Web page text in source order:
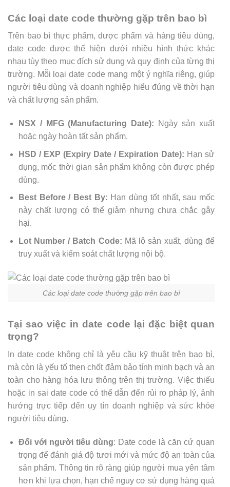
Các loại date code thường gặp trên bao bì
Trên bao bì thực phẩm, dược phẩm và hàng tiêu dùng,
date code được thể hiện dưới nhiều hình thức khác
nhau tùy theo mục đích sử dụng và quy định của từng thị
trường. Mỗi loại date code mang một ý nghĩa riêng, giúp
người tiêu dùng và doanh nghiệp hiểu đúng về thời hạn
và chất lượng sản phẩm.
NSX / MFG (Manufacturing Date): Ngày sản xuất
hoặc ngày hoàn tất sản phẩm.
HSD / EXP (Expiry Date / Expiration Date): Hạn sử
dụng, mốc thời gian sản phẩm không còn được phép
dùng.
Best Before / Best By: Hạn dùng tốt nhất, sau mốc
này chất lượng có thể giảm nhưng chưa chắc gây
hại.
Lot Number / Batch Code: Mã lô sản xuất, dùng để
truy xuất và kiểm soát chất lượng nội bộ.
Các loại date code thường gặp trên bao bì
Tại sao việc in date code lại đặc biệt quan
trọng?
In date code không chỉ là yêu cầu kỹ thuật trên bao bì,
mà còn là yếu tố then chốt đảm bảo tính minh bạch và an
toàn cho hàng hóa lưu thông trên thị trường. Việc thiếu
hoặc in sai date code có thể dẫn đến rủi ro pháp lý, ảnh
hưởng trực tiếp đến uy tín doanh nghiệp và sức khỏe
người tiêu dùng.
Đối với người tiêu dùng: Date code là căn cứ quan
trọng để đánh giá độ tươi mới và mức độ an toàn của
sản phẩm. Thông tin rõ ràng giúp người mua yên tâm
hơn khi lựa chọn, hạn chế nguy cơ sử dụng hàng quá